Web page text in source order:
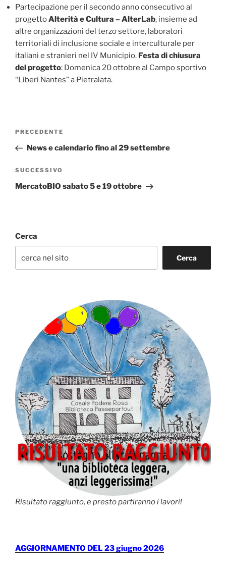
Partecipazione per il secondo anno consecutivo al
progettoAlterità e Cultura – AlterLab, insieme ad
altre organizzazioni del terzo settore, laboratori
territoriali di inclusione sociale e interculturale per
italiani e stranieri nel IV Municipio. Festa di chiusura
del progetto: Domenica 20 ottobre al Campo sportivo
“Liberi Nantes” a Pietralata.
Navigazione
Articolo
precedente:
PRECEDENTE
News e calendario fino al 29 settembre
Articolo
successivo
SUCCESSIVO
MercatoBIO sabato 5 e 19 ottobre
Cerca
Cerca
Risultato raggiunto, e presto partiranno i lavori!
AGGIORNAMENTO DEL 23 giugno 2026